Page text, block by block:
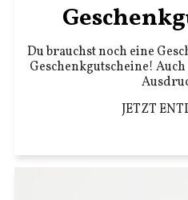
Du brauchst noch eine
Geschenkgutscheine!
JETZT